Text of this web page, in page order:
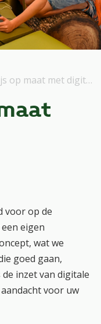
met digitale hulpmiddelen
voor op de
eigen
wat we
goed gaan,
inzet van digitale
voor uw